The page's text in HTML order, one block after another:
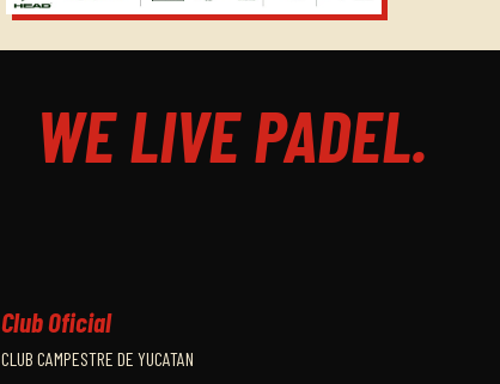
WE LIVE PADEL.
Club Oficial
CLUB CAMPESTRE DE YUCATAN